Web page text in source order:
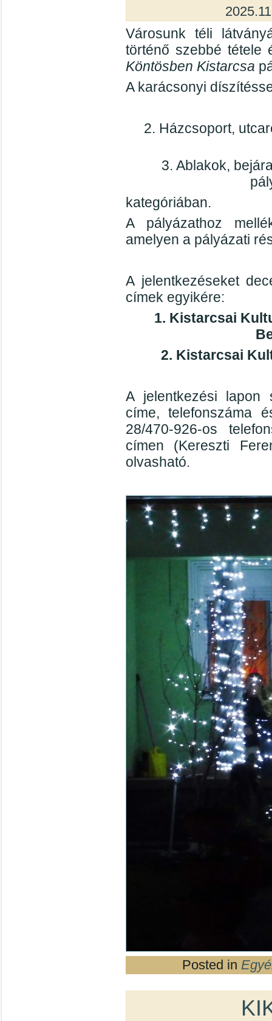
Városunk téli
történő szebbé tétele
Köntösben Kistarcsa
A karácsonyi
2. Házcsoport,
3. Ablakok,
kategóriában.
A pályázathoz
amelyen a pályázati
A jelentkezéseket
címek egyikére:
1. Kistarcsai
2. Kistarcsai
A jelentkezési lapon
címe, telefonszáma
28/470-926-os
címen (Kereszti
olvasható.
Posted in